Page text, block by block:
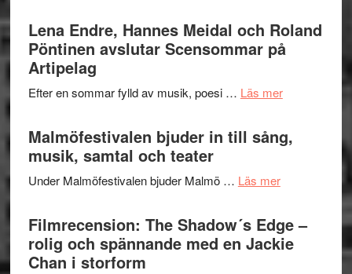
Delvis
bortom
terräng
–
Lena Endre, Hannes Meidal och Roland
Pöntinen avslutar Scensommar på
Artipelag
Efter en sommar fylld av musik, poesi … Läs merom
Hannes
Pöntinen
avslutar
Malmöfestivalen bjuder in till sång,
musik, samtal och teater
Under Malmöfestivalen bjuder Malmö … Läs merom
in
till
Filmrecension: The Shadow´s Edge –
rolig och spännande med en Jackie
Chan i storform